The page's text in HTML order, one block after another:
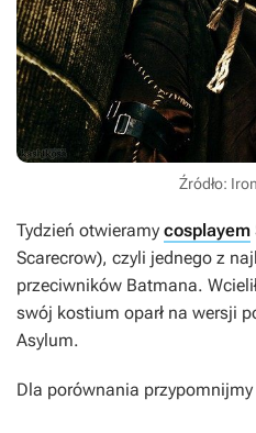
Źródło:
Tydzień otwieramy cosplayem
Scarecrow), czyli jednego z
przeciwników Batmana.
swój kostium oparł na wersji
Asylum.
Dla porównania przypomnijmy